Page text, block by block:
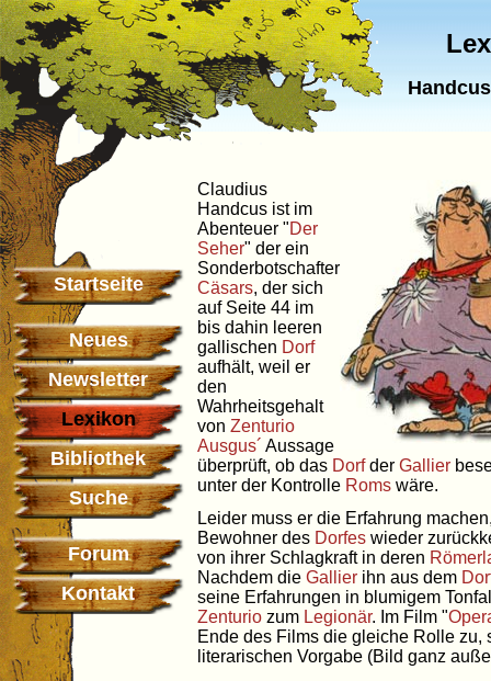
Startseite
Neues
Newsletter
Lexikon
Bibliothek
Suche
Forum
Kontakt
Claudius
Handcus ist im
Abenteuer "Der
Seher" der ein
Sonderbotschafter
Cäsars, der sich
auf Seite 44 im
bis dahin leeren
gallischen Dorf
aufhält, weil er
den
Wahrheitsgehalt
von Zenturio
Ausgus´ Aussage
überprüft, ob das Dorfder Gallier
unter der Kontrolle Roms wäre.
Leider muss er die Erfahrung
Bewohner des Dorfes wieder
von ihrer Schlagkraft in deren
Nachdem die Gallier ihn aus dem
seine Erfahrungen in blumigem
Zenturio zum Legionär. Im Film "
Ende des Films die gleiche Rolle zu,
literarischen Vorgabe (Bild ganz